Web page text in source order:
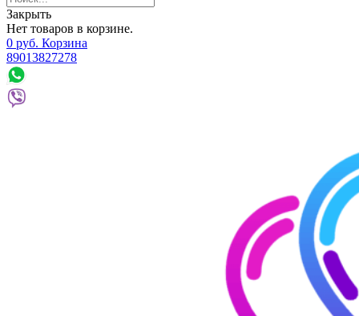
Закрыть
Нет товаров в корзине.
0 руб. Корзина
89013827278